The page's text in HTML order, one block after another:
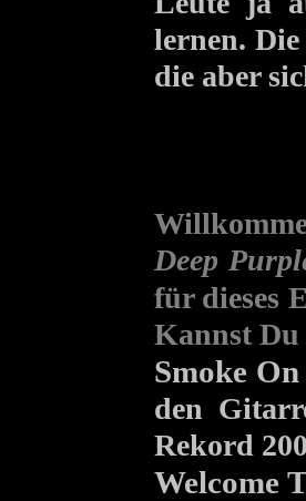
lernen.
die aber
Deep
für dieses
Kannst Du
Smoke
den
Rekord
Welcome